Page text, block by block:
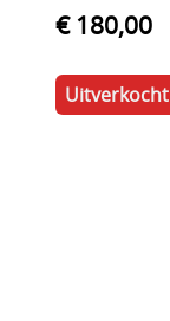
ROM/DVD
€ 180,00
Uitverkocht